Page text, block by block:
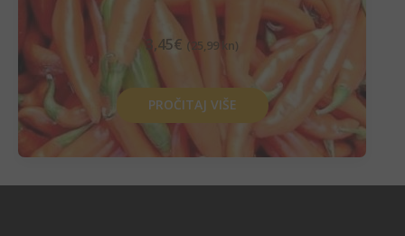
3,45€ (25,99 kn)
PROČITAJ VIŠE